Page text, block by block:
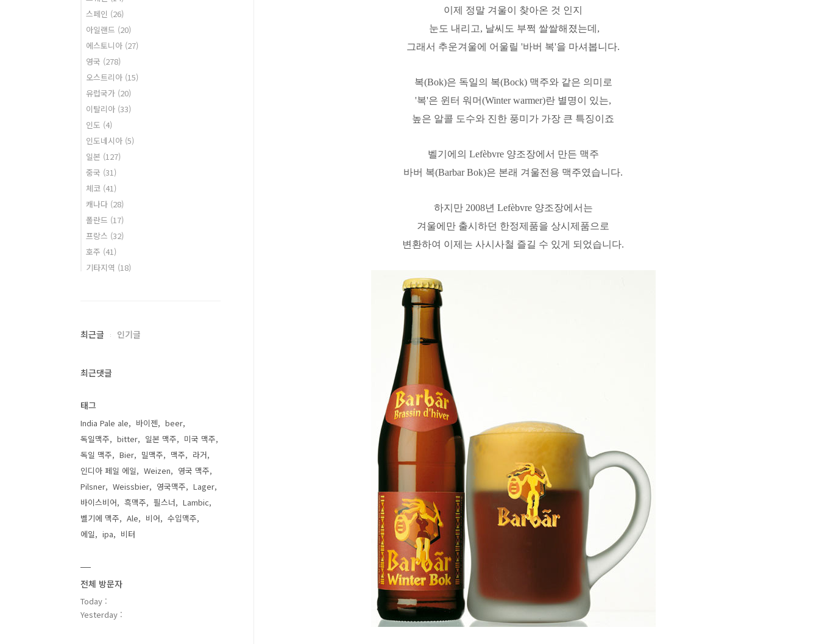
이제 정말 겨울이 찾아온 것 인지
눈도 내리고, 날씨도 부쩍 쌀쌀해졌는데,
그래서 추운겨울에 어울릴 '바버 복'을 마셔봅니다.
복(Bok)은 독일의 복(Bock) 맥주와 같은 의미로
'복'은 윈터 워머(Winter warmer)란 별명이 있는,
높은 알콜 도수와 진한 풍미가 가장 큰 특징이죠
벨기에의 Lefèbvre 양조장에서 만든 맥주
바버 복(Barbar Bok)은 본래 겨울전용 맥주였습니다.
하지만 2008년 Lefèbvre 양조장에서는
겨울에만 출시하던 한정제품을 상시제품으로
변환하여 이제는 사시사철 즐길 수 있게 되었습니다.
스페인 (26)
아일랜드 (20)
에스토니아 (27)
영국 (278)
오스트리아 (15)
유럽국가 (20)
이탈리아 (33)
인도 (4)
인도네시아 (5)
일본 (127)
중국 (31)
체코 (41)
캐나다 (28)
폴란드 (17)
프랑스 (32)
호주 (41)
기타지역 (18)
최근글 인기글
최근댓글
태그
India Pale ale 바이젠
beer
독일맥주
bitter 일본 맥주
미국 맥주
독일 맥주
Bier 밀맥주 맥주
라거
인디아 페일 에일
Weizen
영국 맥주
Pilsner
Weissbier 영국맥주
Lager
바이스비어
흑맥주 필스너
Lambic
벨기에 맥주
Ale 비어
수입맥주
에일
ipa 비터
전체 방문자
Today :
Yesterday :